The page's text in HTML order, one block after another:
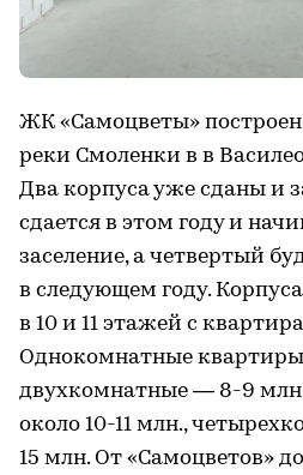
ЖК «Самоцветы»
реки Смоленки в в
Два корпуса уже сданы и
сдается в этом году и
заселение, а четвертый
в следующем году.
в 10 и 11 этажей с
Однокомнатные квартиры
двухкомнатные — 8-9
около 10-11 млн.,
15 млн. От «Самоцветов»